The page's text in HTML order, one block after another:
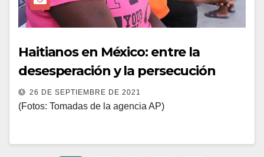
Haitianos en México: entre la
desesperación y la persecución
26 DE SEPTIEMBRE DE 2021
(Fotos: Tomadas de la agencia AP)